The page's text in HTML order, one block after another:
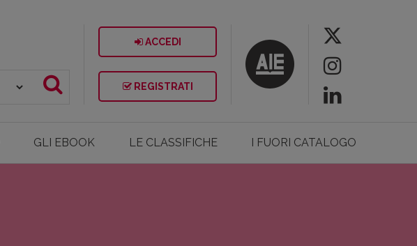
ACCEDI
REGISTRATI
GLI EBOOK LE CLASSIFICHE I FUORI CATALOGO